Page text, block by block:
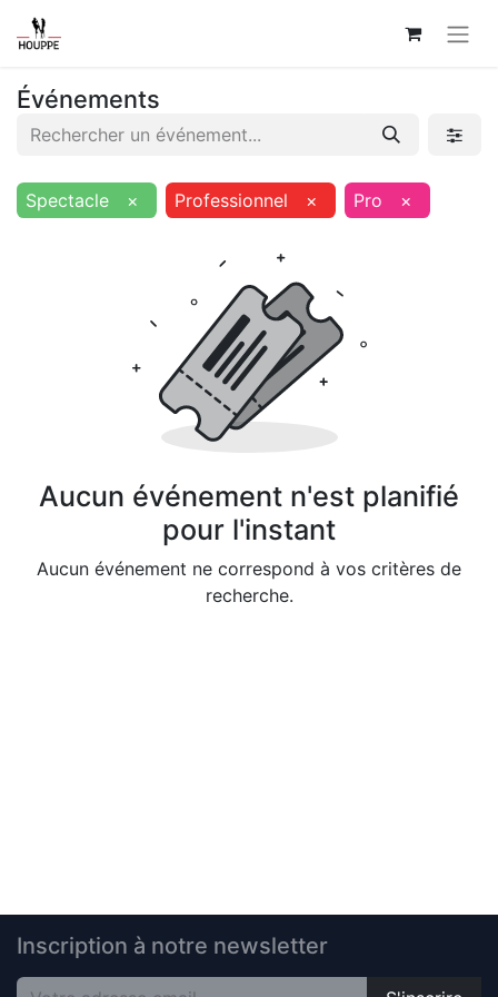
Événements
Spectacle × Professionnel × Pro ×
Aucun événement n'est planifié
pour l'instant
Aucun événement ne correspond à vos critères de
recherche.
Inscription à notre newsletter